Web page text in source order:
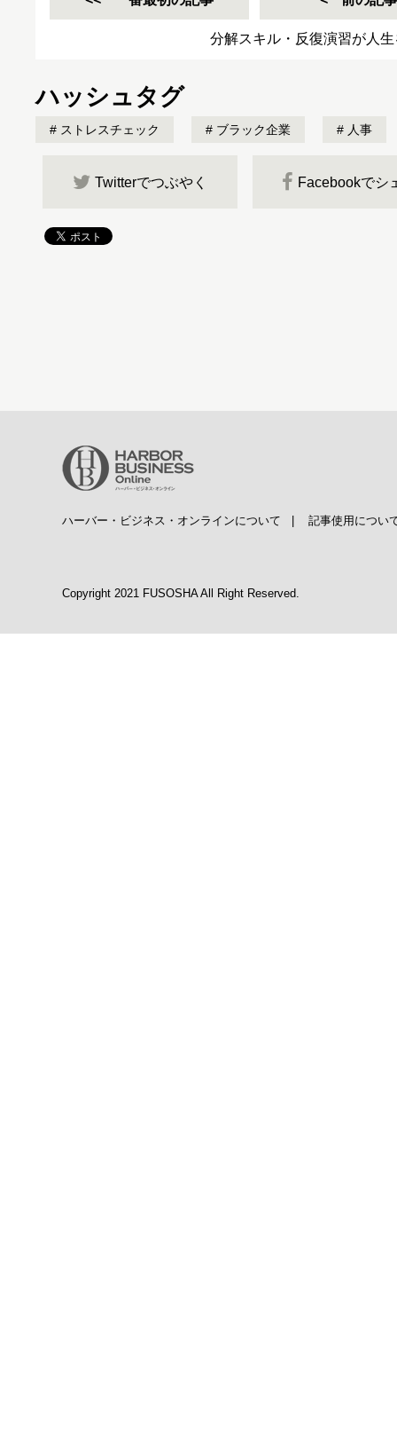
分解スキル・反復演習が人
ハッシュタグ
ストレスチェック ブラック企業 人事
Twitterでつぶやく Facebookでシ
ハーバー・ビジネス・オンラインについて 記事使用につい
Copyright 2021 FUSOSHA All Right Reserved.